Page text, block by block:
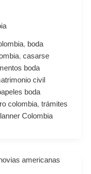
, boda
, casarse
boda
civil
boda
colombia, trámites
Colombia